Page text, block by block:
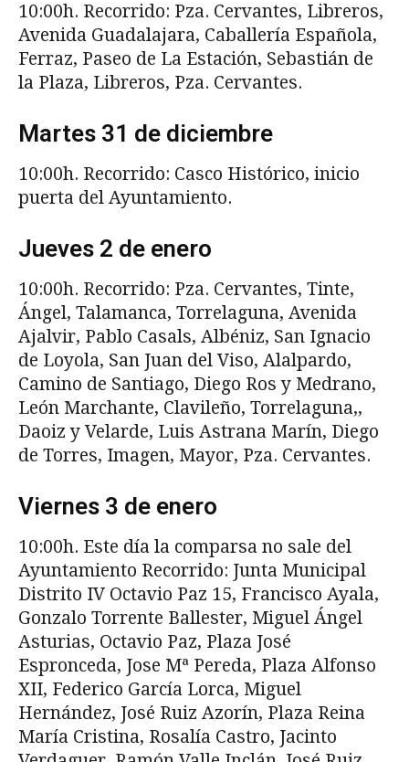
10:00h. Recorrido: Pza. Cervantes, Libreros,
Avenida Guadalajara, Caballería Española,
Ferraz, Paseo de La Estación, Sebastián de
la Plaza, Libreros, Pza. Cervantes.
Martes 31 de diciembre
10:00h. Recorrido: Casco Histórico, inicio
puerta del Ayuntamiento.
Jueves 2 de enero
10:00h. Recorrido: Pza. Cervantes, Tinte,
Ángel, Talamanca, Torrelaguna, Avenida
Ajalvir, Pablo Casals, Albéniz, San Ignacio
de Loyola, San Juan del Viso, Alalpardo,
Camino de Santiago, Diego Ros y Medrano,
León Marchante, Clavileño, Torrelaguna,,
Daoiz y Velarde, Luis Astrana Marín, Diego
de Torres, Imagen, Mayor, Pza. Cervantes.
Viernes 3 de enero
10:00h. Este día la comparsa no sale del
Ayuntamiento Recorrido: Junta Municipal
Distrito IV Octavio Paz 15, Francisco Ayala,
Gonzalo Torrente Ballester, Miguel Ángel
Asturias, Octavio Paz, Plaza José
Espronceda, Jose Mª Pereda, Plaza Alfonso
XII, Federico García Lorca, Miguel
Hernández, José Ruiz Azorín, Plaza Reina
María Cristina, Rosalía Castro, Jacinto